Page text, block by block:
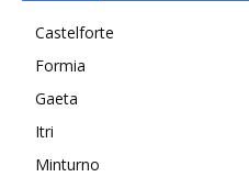
Castelforte
Formia
Gaeta
Itri
Minturno